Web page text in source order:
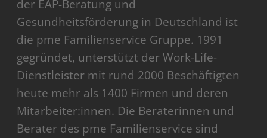
der EAP-Beratung und
Gesundheitsförderung in Deutschland ist
die pme Familienservice Gruppe. 1991
gegründet, unterstützt der Work-Life-
Dienstleister mit rund 2000 Beschäftigten
heute mehr als 1400 Firmen und deren
Mitarbeiter:innen. Die Beraterinnen und
Berater des pme Familienservice sind